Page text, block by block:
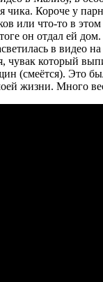
чика. Короче у
или что-то в
он отдал ей
в видео
чувак который
(смеётся). Это
жизни. Много